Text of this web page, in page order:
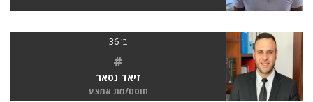
בן 36
#
זיאד נסאר
חוסם/מת אמצע